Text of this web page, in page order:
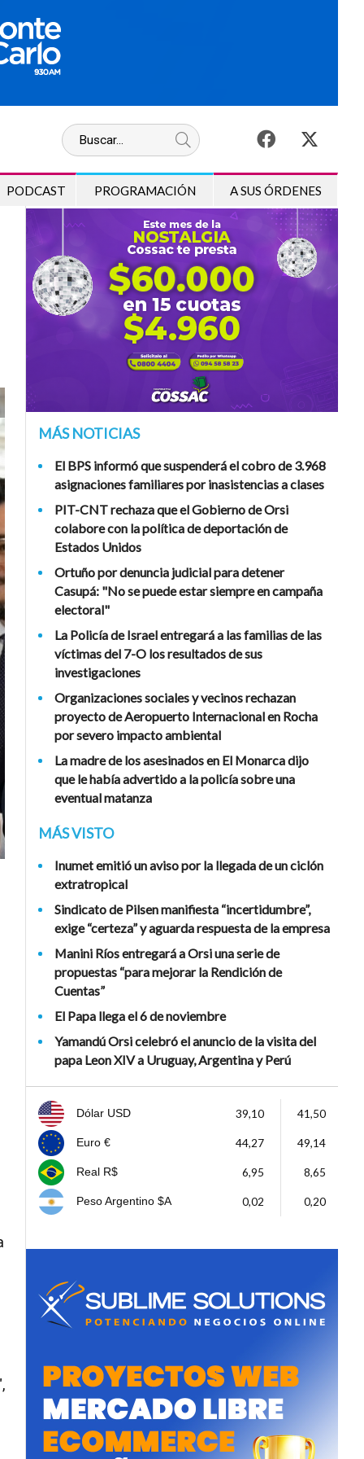
PODCAST PROGRAMACIÓN A SUS ÓRDENES
MÁS NOTICIAS
El BPS informó que suspenderá el cobro de 3.968
asignaciones familiares por inasistencias a clases
PIT-CNT rechaza que el Gobierno de Orsi
colabore con la política de deportación de
Estados Unidos
Ortuño por denuncia judicial para detener
Casupá: "No se puede estar siempre en campaña
electoral"
La Policía de Israel entregará a las familias de las
víctimas del 7-O los resultados de sus
investigaciones
Organizaciones sociales y vecinos rechazan
proyecto de Aeropuerto Internacional en Rocha
por severo impacto ambiental
La madre de los asesinados en El Monarca dijo
que le había advertido a la policía sobre una
eventual matanza
MÁS VISTO
Inumet emitió un aviso por la llegada de un ciclón
extratropical
Sindicato de Pilsen manifiesta “incertidumbre”,
exige “certeza” y aguarda respuesta de la empresa
Manini Ríos entregará a Orsi una serie de
propuestas “para mejorar la Rendición de
Cuentas”
El Papa llega el 6 de noviembre
Yamandú Orsi celebró el anuncio de la visita del
papa Leon XIV a Uruguay, Argentina y Perú
Dólar USD 39,10 41,50
Euro € 44,27 49,14
Real R$ 6,95 8,65
Peso Argentino $A 0,02 0,20